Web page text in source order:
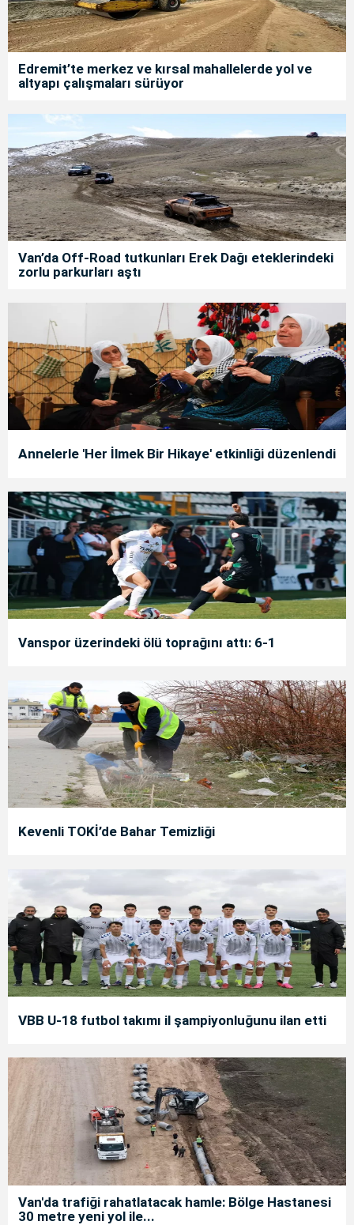
Edremit’te merkez ve kırsal mahallelerde yol ve
altyapı çalışmaları sürüyor
Van’da Off-Road tutkunları Erek Dağı eteklerindeki
zorlu parkurları aştı
Annelerle 'Her İlmek Bir Hikaye' etkinliği düzenlendi
Vanspor üzerindeki ölü toprağını attı: 6-1
Kevenli TOKİ’de Bahar Temizliği
VBB U-18 futbol takımı il şampiyonluğunu ilan etti
Van'da trafiği rahatlatacak hamle: Bölge Hastanesi
30 metre yeni yol ile...